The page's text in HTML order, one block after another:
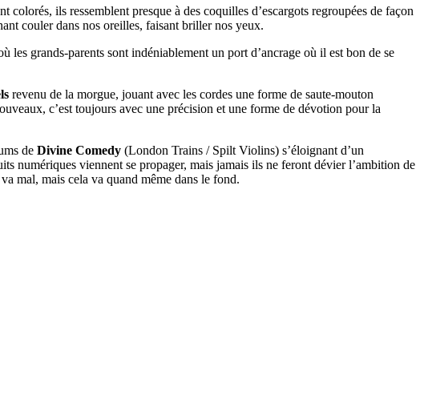
colorés, ils ressemblent presque à des coquilles d’escargots regroupées de façon
couler dans nos oreilles, faisant briller nos yeux.
les grands-parents sont indéniablement un port d’ancrage où il est bon de se
revenu de la morgue, jouant avec les cordes une forme de saute-mouton
c’est toujours avec une précision et une forme de dévotion pour la
de Divine Comedy (London Trains / Spilt Violins) s’éloignant d’un
numériques viennent se propager, mais jamais ils ne feront dévier l’ambition de
mal, mais cela va quand même dans le fond.